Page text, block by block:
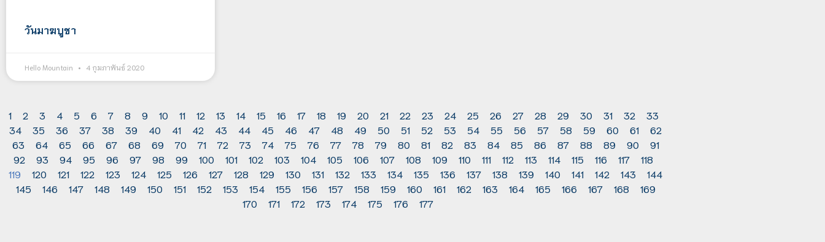
วันมาฆบูชา
Hello Mountain 4 กุมภาพันธ์ 2020
1 2 3 4 5 6 7 8 9 10 11 12 13 14 15 16 17 18 19 20 21 22 23 24 25 26 27 28 29 30 31 32
33
34
35 36 37 38 39 40 41 42 43 44 45 46 47 48 49 50 51 52 53 54 55 56 57 58 59 60 61
62
63
64 65 66 67 68 69 70 71 72 73 74 75 76 77 78 79 80 81 82 83 84 85 86 87 88 89 90
91
92
93 94 95 96 97 98 99 100 101 102 103 104 105 106 107 108 109 110 111 112 113 114 115 116 117
118
119
120 121 122 123 124 125 126 127 128 129 130 131 132 133 134 135 136 137 138 139 140 141 142 143
144
145
146 147 148 149 150 151 152 153 154 155 156 157 158 159 160 161 162 163 164 165 166 167 168
169
170
171 172 173 174 175 176 177